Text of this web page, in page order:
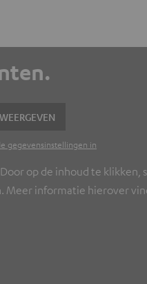
gegevensinstellingen in
op de inhoud te klikken,
informatie hierover